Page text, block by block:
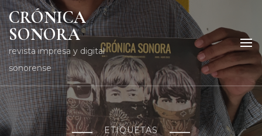
CRÓNICA
SONORA
revista impresa y digital
sonorense
ETIQUETAS